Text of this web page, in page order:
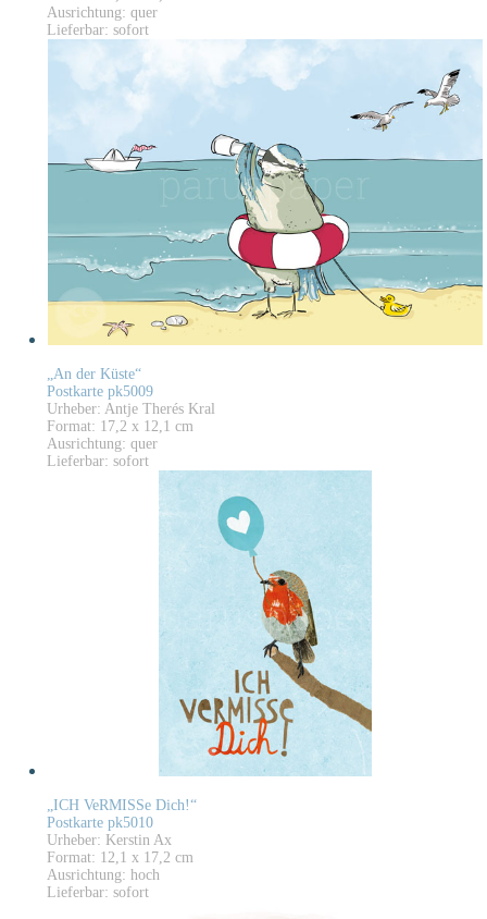
Ausrichtung: quer
Lieferbar: sofort
„An der Küste“
Postkarte pk5009
Urheber: Antje Therés Kral
Format: 17,2 x 12,1 cm
Ausrichtung: quer
Lieferbar: sofort
„ICH VeRMISSe Dich!“
Postkarte pk5010
Urheber: Kerstin Ax
Format: 12,1 x 17,2 cm
Ausrichtung: hoch
Lieferbar: sofort